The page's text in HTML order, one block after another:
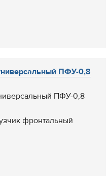
ПФУ-0,8
ПФУ-0,8
фронтальный